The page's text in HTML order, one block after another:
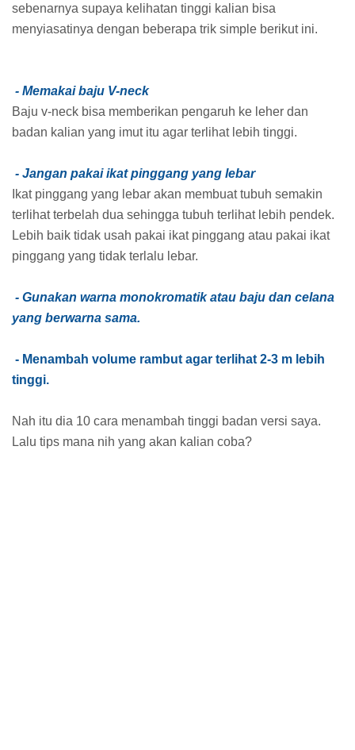
sebenarnya supaya kelihatan tinggi kalian bisa
menyiasatinya dengan beberapa trik simple berikut ini.
- Memakai baju V-neck
Baju v-neck bisa memberikan pengaruh ke leher dan
badan kalian yang imut itu agar terlihat lebih tinggi.
- Jangan pakai ikat pinggang yang lebar
Ikat pinggang yang lebar akan membuat tubuh semakin
terlihat terbelah dua sehingga tubuh terlihat lebih pendek.
Lebih baik tidak usah pakai ikat pinggang atau pakai ikat
pinggang yang tidak terlalu lebar.
- Gunakan warna monokromatik atau baju dan celana
yang berwarna sama.
- Menambah volume rambut agar terlihat 2-3 m lebih
tinggi.
Nah itu dia 10 cara menambah tinggi badan versi saya.
Lalu tips mana nih yang akan kalian coba?